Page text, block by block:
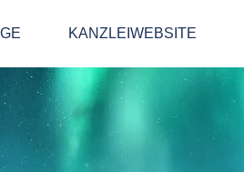
KANZLEIWEBSITE